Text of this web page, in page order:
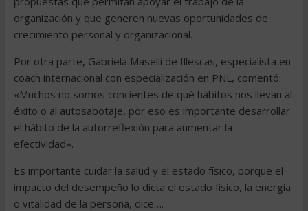
organización y que generen nuevas oportunidades de
crecimiento personal y organizacional.
Por otra parte, Gabriela Maselli de Illescas, especialista en
coach internacional con especialización en PNL, comentó:
«Muchos no somos concientes de qué hábitos nos llevan al
éxito o al autosabotaje, por eso es importante desarrollar
el hábito de la autorreflexión para aumentar la
efectividad».
Es importante cuidar la salud y el estado físico, porque el
impacto del desempeño lo dicta el estado físico, la energía
o vitalidad de la persona, dice….